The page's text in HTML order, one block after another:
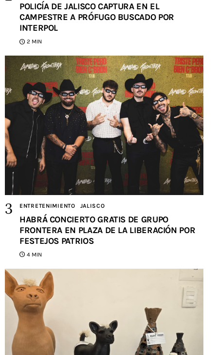
POLICÍA DE JALISCO CAPTURA EN EL
CAMPESTRE A PRÓFUGO BUSCADO POR
INTERPOL
2 MIN
ENTRETENIMIENTO JALISCO
HABRÁ CONCIERTO GRATIS DE GRUPO
FRONTERA EN PLAZA DE LA LIBERACIÓN POR
FESTEJOS PATRIOS
4 MIN